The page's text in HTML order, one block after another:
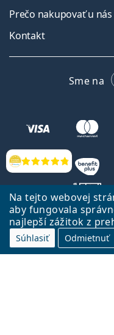
Na tejto webovej
aby fungovala
najlepší zážitok z
Súhlasiť Odmietnuť
Hodnotenia
Prečo nakupovať u nás
Kontakt
Sme na
Späť na
Lentiamo.sk vlastní a